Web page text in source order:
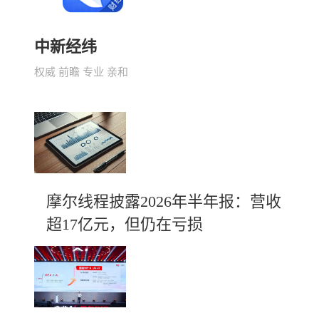
中新经纬
权威 前瞻 专业 亲和
摩尔线程披露2026年半年报：营收
超17亿元，但仍在亏损